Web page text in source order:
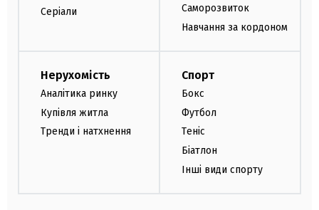
Серіали
Саморозвиток
Навчання за кордоном
Нерухомість
Аналітика ринку
Купівля житла
Тренди і натхнення
Спорт
Бокс
Футбол
Теніс
Біатлон
Інші види спорту